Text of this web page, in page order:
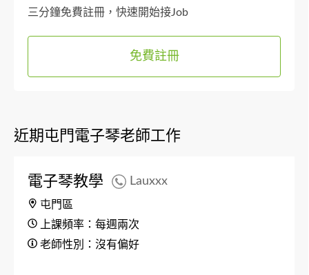
三分鐘免費註冊，快速開始接Job
免費註冊
近期屯門電子琴老師工作
電子琴教學 Lauxxx
屯門區
上課頻率：每週兩次
老師性別：沒有偏好